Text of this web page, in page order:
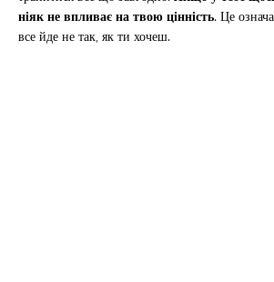
ніяк не впливає на твою цінність. Це
все йде не так, як ти хочеш.